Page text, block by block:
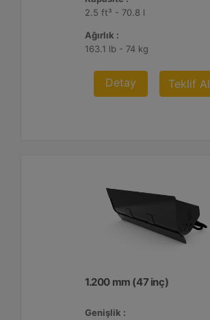
2.5 ft³ - 70.8 l
Ağırlık :
163.1 lb - 74 kg
Detay Teklif Al
1.200 mm (47 inç)
Genişlik :